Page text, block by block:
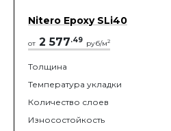
Nitero Epoxy SLi40
от 2 577.49 руб/м2
Толщина
Температура укладки
Количество слоев
Износостойкость